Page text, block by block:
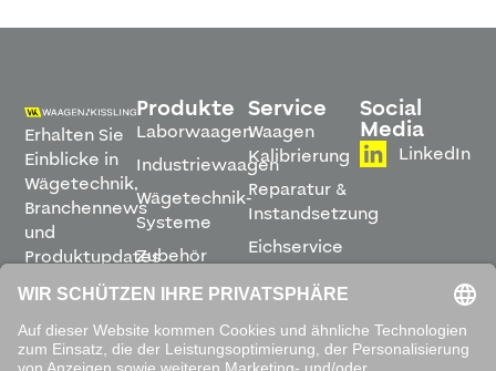
Erhalten Sie
Einblicke in
Wägetechnik,
Branchennews
und
Produktupdates
direkt in
Ihren
Posteingang.
Produkte
Laborwaagen
Industriewaagen
Wägetechnik-
Systeme
Zubehör
Software
Service
Waagen
Kalibrierung
Reparatur &
Instandsetzung
Eichservice
Montage &
Inbetriebnahme
Leihwaagen
&
Social
Media
LinkedIn